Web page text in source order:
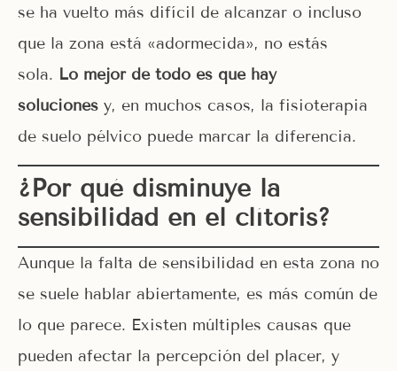
se ha vuelto más difícil de alcanzar o incluso
que la zona está «adormecida», no estás
sola. Lo mejor de todo es que hay
soluciones y, en muchos casos, la fisioterapia
de suelo pélvico puede marcar la diferencia.
¿Por qué disminuye la
sensibilidad en el clítoris?
Aunque la falta de sensibilidad en esta zona no
se suele hablar abiertamente, es más común de
lo que parece. Existen múltiples causas que
pueden afectar la percepción del placer, y